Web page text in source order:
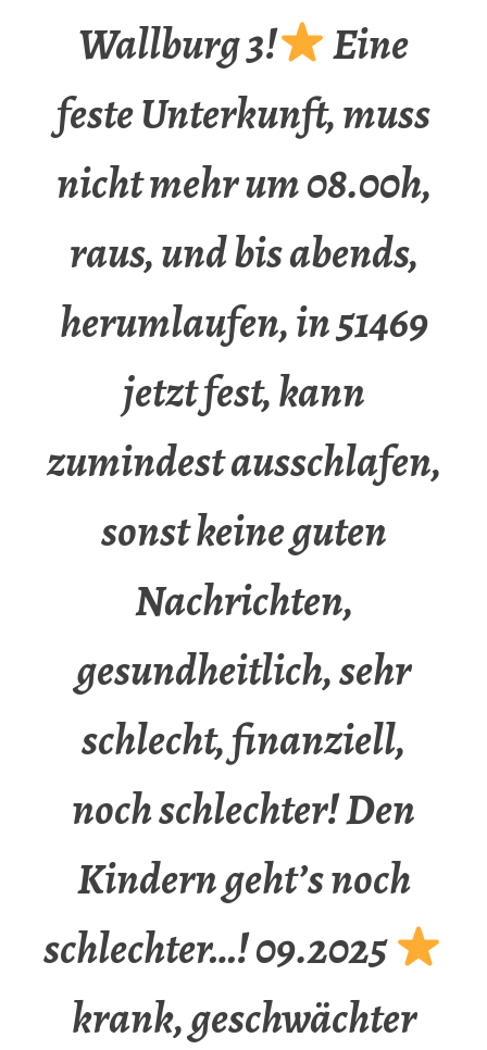
Wallburg 3!
Eine
feste Unterkunft, muss
nicht mehr um 08.00h,
raus, und bis abends,
herumlaufen, in 51469
jetzt fest, kann
zumindest ausschlafen,
sonst keine guten
Nachrichten,
gesundheitlich, sehr
schlecht, finanziell,
noch schlechter! Den
Kindern geht’s noch
schlechter…! 09.2025
krank, geschwächter